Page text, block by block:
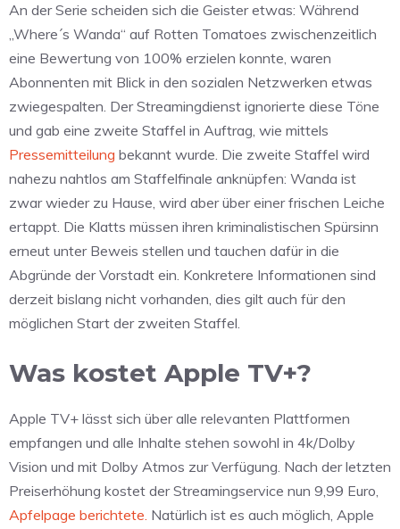
An der Serie scheiden sich die Geister etwas: Während
„Where´s Wanda“ auf Rotten Tomatoes zwischenzeitlich
eine Bewertung von 100% erzielen konnte, waren
Abonnenten mit Blick in den sozialen Netzwerken etwas
zwiegespalten. Der Streamingdienst ignorierte diese Töne
und gab eine zweite Staffel in Auftrag, wie mittels
Pressemitteilung bekannt wurde. Die zweite Staffel wird
nahezu nahtlos am Staffelfinale anknüpfen: Wanda ist
zwar wieder zu Hause, wird aber über einer frischen Leiche
ertappt. Die Klatts müssen ihren kriminalistischen Spürsinn
erneut unter Beweis stellen und tauchen dafür in die
Abgründe der Vorstadt ein. Konkretere Informationen sind
derzeit bislang nicht vorhanden, dies gilt auch für den
möglichen Start der zweiten Staffel.
Was kostet Apple TV+?
Apple TV+ lässt sich über alle relevanten Plattformen
empfangen und alle Inhalte stehen sowohl in 4k/Dolby
Vision und mit Dolby Atmos zur Verfügung. Nach der letzten
Preiserhöhung kostet der Streamingservice nun 9,99 Euro,
Apfelpage berichtete. Natürlich ist es auch möglich, Apple